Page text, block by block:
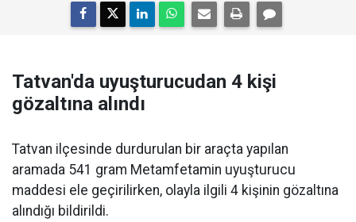
Tatvan'da uyuşturucudan 4 kişi
gözaltına alındı
Tatvan ilçesinde durdurulan bir araçta yapılan
aramada 541 gram Metamfetamin uyuşturucu
maddesi ele geçirilirken, olayla ilgili 4 kişinin gözaltına
alındığı bildirildi.